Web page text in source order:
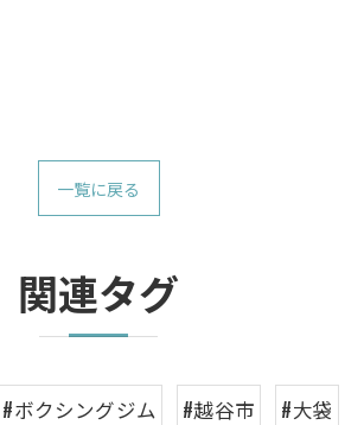
一覧に戻る
関連タグ
#ボクシングジム #越谷市 #大袋